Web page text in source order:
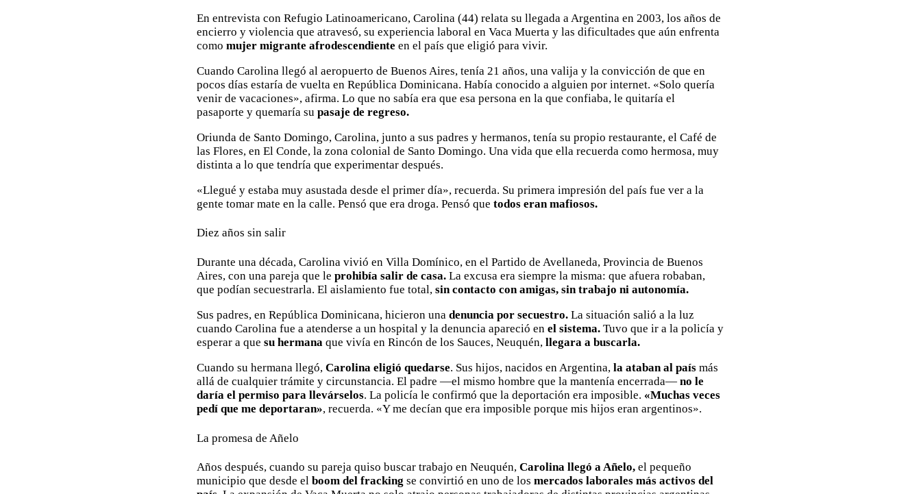
En entrevista con Refugio Latinoamericano, Carolina (44) relata su llegada a Argentina en 2003, los años de
encierro y violencia que atravesó, su experiencia laboral en Vaca Muerta y las dificultades que aún enfrenta
como mujer migrante afrodescendiente en el país que eligió para vivir.
Cuando Carolina llegó al aeropuerto de Buenos Aires, tenía 21 años, una valija y la convicción de que en
pocos días estaría de vuelta en República Dominicana. Había conocido a alguien por internet. «Solo quería
venir de vacaciones», afirma. Lo que no sabía era que esa persona en la que confiaba, le quitaría el
pasaporte y quemaría su pasaje de regreso.
Oriunda de Santo Domingo, Carolina, junto a sus padres y hermanos, tenía su propio restaurante, el Café de
las Flores, en El Conde, la zona colonial de Santo Domingo. Una vida que ella recuerda como hermosa, muy
distinta a lo que tendría que experimentar después.
«Llegué y estaba muy asustada desde el primer día», recuerda. Su primera impresión del país fue ver a la
gente tomar mate en la calle. Pensó que era droga. Pensó que todos eran mafiosos.
Diez años sin salir
Durante una década, Carolina vivió en Villa Domínico, en el Partido de Avellaneda, Provincia de Buenos
Aires, con una pareja que le prohibía salir de casa. La excusa era siempre la misma: que afuera robaban,
que podían secuestrarla. El aislamiento fue total, sin contacto con amigas, sin trabajo ni autonomía.
Sus padres, en República Dominicana, hicieron una denuncia por secuestro. La situación salió a la luz
cuando Carolina fue a atenderse a un hospital y la denuncia apareció en el sistema. Tuvo que ir a la policía y
esperar a que su hermana que vivía en Rincón de los Sauces, Neuquén, llegara a buscarla.
Cuando su hermana llegó, Carolina eligió quedarse. Sus hijos, nacidos en Argentina, la ataban al país más
allá de cualquier trámite y circunstancia. El padre —el mismo hombre que la mantenía encerrada— no le
daría el permiso para llevárselos. La policía le confirmó que la deportación era imposible. «Muchas veces
pedí que me deportaran», recuerda. «Y me decían que era imposible porque mis hijos eran argentinos».
La promesa de Añelo
Años después, cuando su pareja quiso buscar trabajo en Neuquén, Carolina llegó a Añelo, el pequeño
municipio que desde el boom del fracking se convirtió en uno de los mercados laborales más activos del